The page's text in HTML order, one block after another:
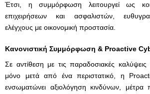
Έτσι, η συμμόρφωση λειτουργεί ως
επιχειρήσεων και ασφαλιστών,
ελέγχους με οικονομική προστασία.
Κανονιστική Συμμόρφωση & Proactive
Σε αντίθεση με τις παραδοσιακές καλύψεις
μόνο μετά από ένα περιστατικό, η
ενσωματώνει αξιολόγηση κινδύνων, μέτρα